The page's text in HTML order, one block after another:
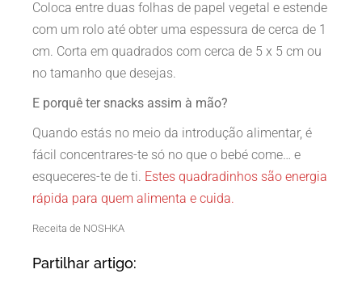
Coloca entre duas folhas de papel vegetal e estende
com um rolo até obter uma espessura de cerca de 1
cm. Corta em quadrados com cerca de 5 x 5 cm ou
no tamanho que desejas.
E porquê ter snacks assim à mão?
Quando estás no meio da introdução alimentar, é
fácil concentrares-te só no que o bebé come… e
esqueceres-te de ti. Estes quadradinhos são energia
rápida para quem alimenta e cuida.
Receita de NOSHKA
Partilhar artigo: